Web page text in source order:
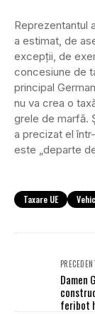
Reprezentantul
a estimat, de
excepții, de
concesiune de
principal
nu va crea o
grele de marfă.
a precizat el
este „departe
Taxare UE
Damen
feribot